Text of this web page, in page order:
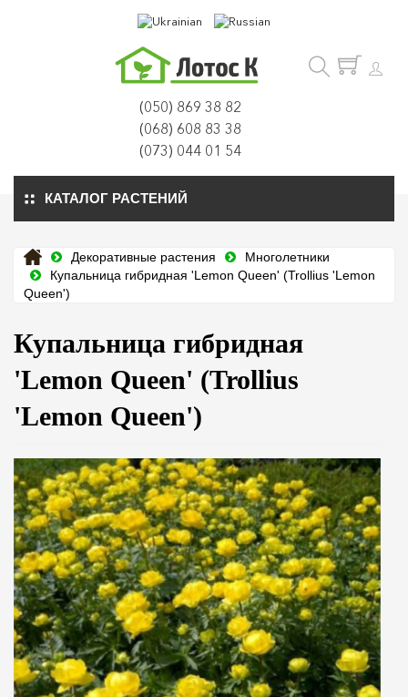
(050) 869 38 82
(068) 608 83 38
(073) 044 01 54
КАТАЛОГ РАСТЕНИЙ
Декоративные растения
Многолетники
Купальница гибридная 'Lemon Queen' (Trollius 'Lemon
Queen')
Купальница гибридная
'Lemon Queen' (Trollius
'Lemon Queen')